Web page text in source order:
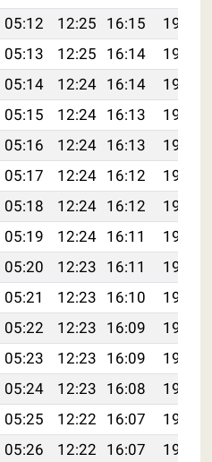
05:12 12:25 16:15
19:27
05:13 12:25 16:14
19:26
05:14 12:24 16:14
19:25
05:15 12:24 16:13
19:23
05:16 12:24 16:13
19:22
05:17 12:24 16:12
19:21
05:18 12:24 16:12
19:20
05:19 12:24 16:11
19:18
05:20 12:23 16:11
19:17
05:21 12:23 16:10
19:16
05:22 12:23 16:09
19:14
05:23 12:23 16:09
19:13
05:24 12:23 16:08
19:11
05:25 12:22 16:07
19:10
05:26 12:22 16:07
19:09